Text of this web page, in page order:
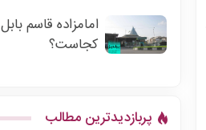
امامزاده قاسم بابل
کجاست؟
پربازدیدترین مطالب